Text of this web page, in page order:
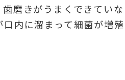
磨きがうまくできていな
内に溜まって細菌が増殖